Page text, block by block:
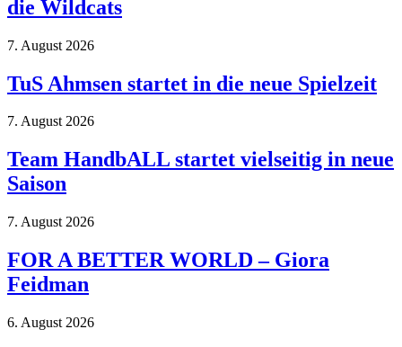
die Wildcats
7. August 2026
TuS Ahmsen startet in die neue Spielzeit
7. August 2026
Team HandbALL startet vielseitig in neue
Saison
7. August 2026
FOR A BETTER WORLD – Giora
Feidman
6. August 2026